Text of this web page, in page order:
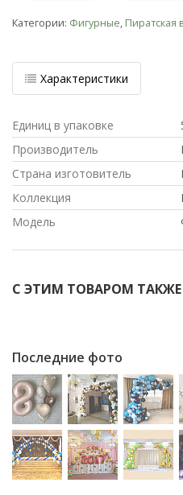
Категории: Фигурные, Пиратская
Характеристики
Единиц в упаковке
Производитель
Страна изготовитель
Коллекция
Модель
С ЭТИМ ТОВАРОМ
Последние фото